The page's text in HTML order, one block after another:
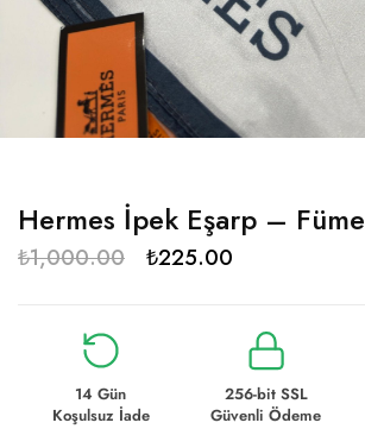
Hermes İpek Eşarp – Füme
₺1,000.00 ₺225.00
14 Gün
Koşulsuz İade
256-bit SSL
Güvenli Ödeme